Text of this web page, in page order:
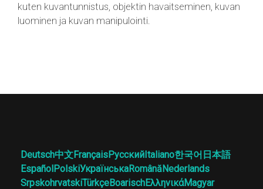
kuten kuvantunnistus, objektin havaitseminen, kuvan
luominen ja kuvan manipulointi.
Deutsch中文FrançaisРусскийItaliano한국어 日本語
EspañolPolskiУкраїнськаRomânăNederlands
SrpskohrvatskiTürkçeBoarischΕλληνικάMagyar